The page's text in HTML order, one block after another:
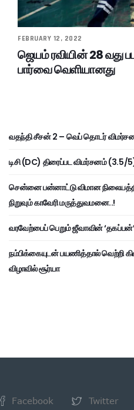
FEBRUARY 12, 2022
ஜெயம் ரவியின் 28 வது
பார்வை வெளியானது
வதந்தி சீசன் 2 – வெப் தொடர்
டிசி (DC) திரைப்பட விமர்சனம் (3.5/
சென்னை பன்னாட்டு விமான
நிறுவும் காவேரி மருத்துவமனை..!
வரவேற்பைப் பெறும் ஜீவாவின்
நம்பிக்கையுடன் பயணித்தால் வெற்றி
விழாவில் சூர்யா
Facebook Twitter